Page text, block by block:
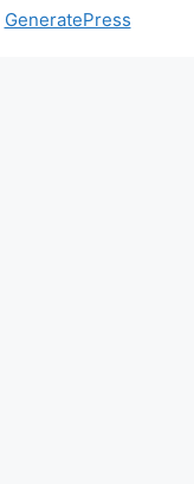
GeneratePress